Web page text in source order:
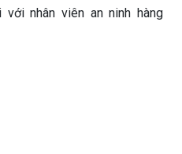
nhân viên an ninh hàng